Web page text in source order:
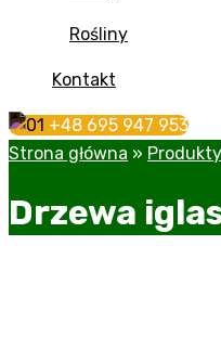
Rośliny
Kontakt
+48 695 947 953
Strona główna » Produkty
Drzewa